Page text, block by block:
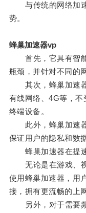
与传统的网络加速
势。
蜂巢加速器vp
首先，它具有智能
瓶颈，并针对不同的
其次，蜂巢加速器
有线网络、4G等，
终端设备。
此外，蜂巢加速器
保证用户的隐私和数
蜂巢加速器在提速
无论是在游戏、视
使用蜂巢加速器，用
接，拥有更流畅的上
另外，对于需要频